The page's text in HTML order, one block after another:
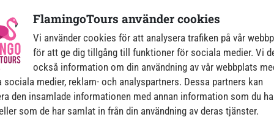
Så beställer du en resa
Det är ett stort beslut att välja en resa. Börja med att beställa en
icke-bindande offert idag
Ta emot personlig offert Se flygplan och
FlamingoTours använder cookies
Vi använder cookies för att analysera trafiken på vår
för att ge dig tillgång till funktioner för sociala medier. Vi
också information om din användning av vår webbplats
sociala medier, reklam- och analyspartners. Dessa partners kan
den insamlade informationen med annan information som du
som de har samlat in från din användning av deras tjänster.